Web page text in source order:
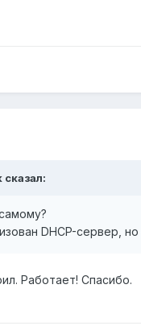
сказал:
DHCP-сервер,
Работает! Спасибо.